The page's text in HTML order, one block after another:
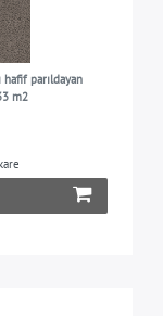
hafif parıldayan
m2